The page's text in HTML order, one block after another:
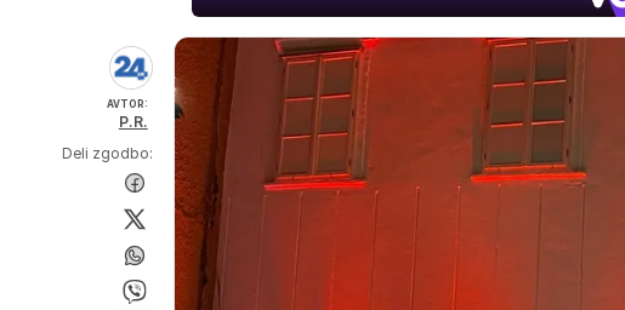
AVTOR:
P.R.
Deli zgodbo: